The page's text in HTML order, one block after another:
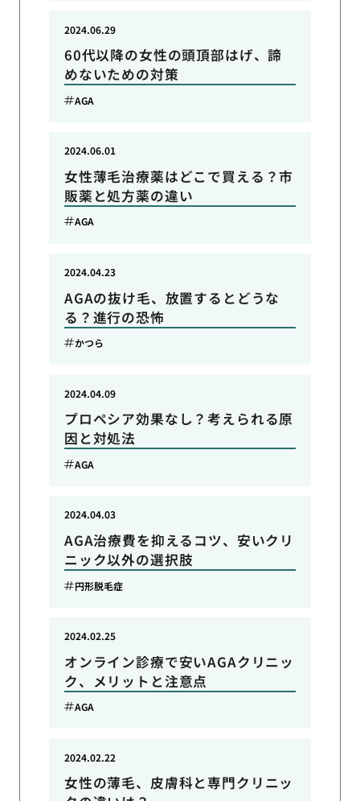
60代以降の女性の頭頂部はげ、諦
めないための対策
2024.06.29
AGA
女性薄毛治療薬はどこで買える？市
販薬と処方薬の違い
2024.06.01
AGA
AGAの抜け毛、放置するとどうな
る？進行の恐怖
2024.04.23
かつら
プロペシア効果なし？考えられる原
因と対処法
2024.04.09
AGA
AGA治療費を抑えるコツ、安いクリ
ニック以外の選択肢
2024.04.03
円形脱毛症
オンライン診療で安いAGAクリニッ
ク、メリットと注意点
2024.02.25
AGA
女性の薄毛、皮膚科と専門クリニッ
2024.02.22